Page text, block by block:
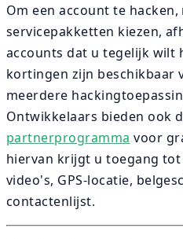
Om een account te
servicepakketten kiezen,
accounts dat u tegelijk wilt
kortingen zijn beschikbaar
meerdere
Ontwikkelaars bieden ook
partnerprogramma voor
hiervan krijgt u toegang
video's, GPS-locatie,
contactenlijst.